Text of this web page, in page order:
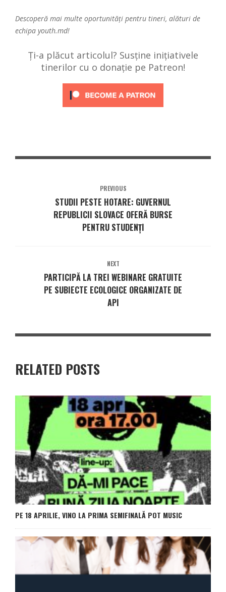
Descoperă mai multe oportunități pentru tineri, alături de
echipa youth.md!
Ți-a plăcut articolul? Susține inițiativele
tinerilor cu o donație pe Patreon!
PREVIOUS
STUDII PESTE HOTARE: GUVERNUL
REPUBLICII SLOVACE OFERĂ BURSE
PENTRU STUDENȚI
NEXT
PARTICIPĂ LA TREI WEBINARE GRATUITE
PE SUBIECTE ECOLOGICE ORGANIZATE DE
API
RELATED POSTS
PE 18 APRILIE, VINO LA PRIMA SEMIFINALĂ POT MUSIC